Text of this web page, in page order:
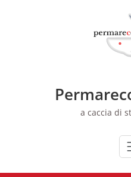
a caccia di